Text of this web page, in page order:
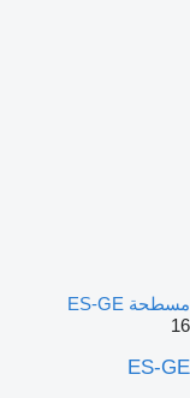
مسطحة ES-GE
16
ES-GE